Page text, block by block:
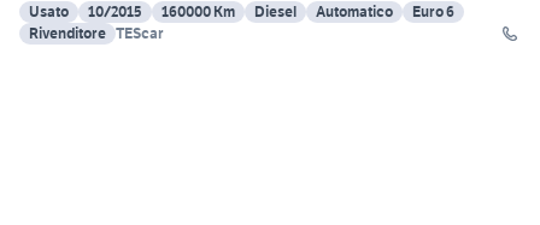
Usato
10/2015 160000 Km Diesel Automatico
Euro 6
Rivenditore TEScar